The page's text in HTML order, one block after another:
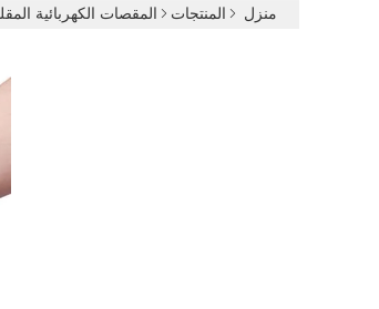
منزل المنتجات المقصات الكهربائية